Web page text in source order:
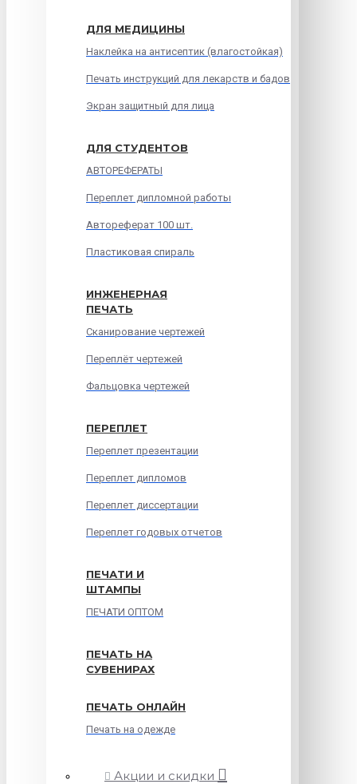
ДЛЯ МЕДИЦИНЫ
Наклейка на антисептик (влагостойкая)
Печать инструкций для лекарств и бадов
Экран защитный для лица
ДЛЯ СТУДЕНТОВ
АВТОРЕФЕРАТЫ
Переплет дипломной работы
Автореферат 100 шт.
Пластиковая спираль
ИНЖЕНЕРНАЯ
ПЕЧАТЬ
Сканирование чертежей
Переплёт чертежей
Фальцовка чертежей
ПЕРЕПЛЕТ
Переплет презентации
Переплет дипломов
Переплет диссертации
Переплет годовых отчетов
ПЕЧАТИ И
ШТАМПЫ
ПЕЧАТИ ОПТОМ
ПЕЧАТЬ НА
СУВЕНИРАХ
ПЕЧАТЬ ОНЛАЙН
Печать на одежде
Акции и скидки